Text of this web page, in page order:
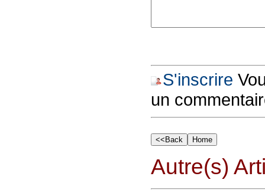
S'inscrire
un
Autre(s)